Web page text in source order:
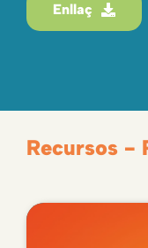
Enllaç
Recursos -